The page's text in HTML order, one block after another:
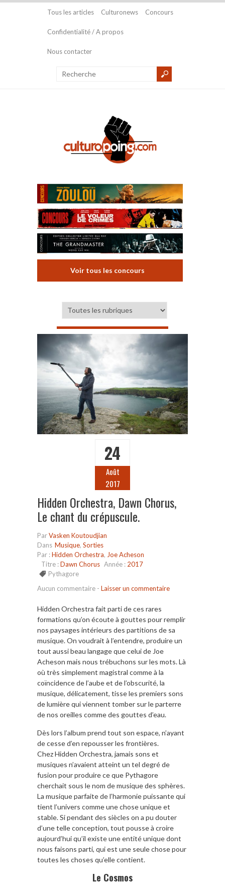
Tous les articles Culturonews Concours
Confidentialité / A propos
Nous contacter
Voir tous les concours
24
Août
2017
Hidden Orchestra, Dawn Chorus,
Le chant du crépuscule.
ParVasken Koutoudjian
Dans Musique, Sorties
Par :Hidden Orchestra, Joe Acheson
Titre :Dawn Chorus Année : 2017
Pythagore
Aucun commentaire - Laisser un commentaire
Hidden Orchestra fait parti de ces rares
formations qu’on écoute à gouttes pour remplir
nos paysages intérieurs des partitions de sa
musique. On voudrait à l’entendre, produire un
tout aussi beau langage que celui de Joe
Acheson mais nous trébuchons sur les mots. Là
où très simplement magistral comme à la
coïncidence de l’aube et de l’obscurité, la
musique, délicatement, tisse les premiers sons
de lumière qui viennent tomber sur le parterre
de nos oreilles comme des gouttes d’eau.
Dès lors l’album prend tout son espace, n’ayant
de cesse d’en repousser les frontières.
Chez Hidden Orchestra, jamais sons et
musiques n’avaient atteint un tel degré de
fusion pour produire ce que Pythagore
cherchait sous le nom de musique des sphères.
La musique parfaite de l’harmonie puissante qui
tient l’univers comme une chose unique et
stable. Si pendant des siècles on a pu douter
d’une telle conception, tout pousse à croire
aujourd’hui qu’il existe une entité unique dont
nous faisons parti, qui est une seule chose pour
toutes les choses qu’elle contient.
Le Cosmos